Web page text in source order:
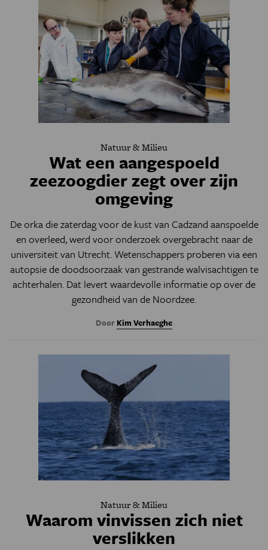
Natuur & Milieu
Wat een aangespoeld
zeezoogdier zegt over zijn
omgeving
De orka die zaterdag voor de kust van Cadzand aanspoelde
en overleed, werd voor onderzoek overgebracht naar de
universiteit van Utrecht. Wetenschappers proberen via een
autopsie de doodsoorzaak van gestrande walvisachtigen te
achterhalen. Dat levert waardevolle informatie op over de
gezondheid van de Noordzee.
Door Kim Verhaeghe
Natuur & Milieu
Waarom vinvissen zich niet
verslikken